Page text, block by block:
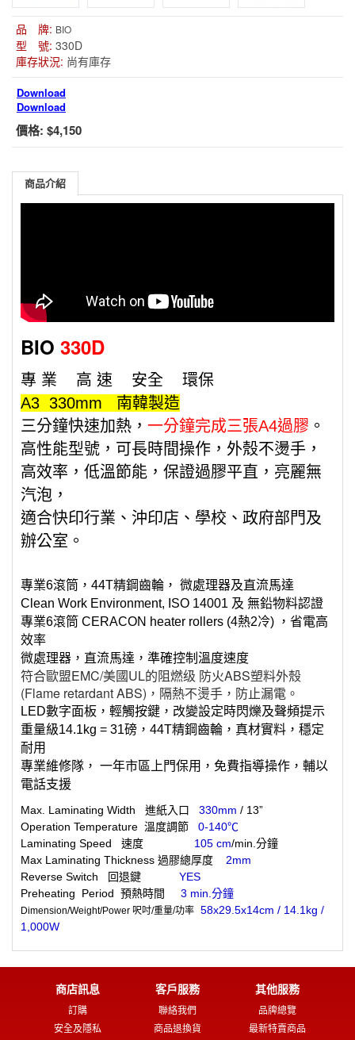
品 牌: BIO
型 號: 330D
庫存狀況: 尚有庫存
Download
Download
價格: $4,150
商品介紹
BIO 330D
專 業 高 速 安全 環保
A3 330mm 南韓製造
三分鐘快速加熱， 一分鐘完成三張A4過膠 。
高性能型號，可長時間操作，外殼不燙手，
高效率，低溫節能，保證過膠平直，亮麗無
汽泡，
適合快印行業、沖印店、學校、政府部門及
辦公室。
專業6滾筒，44T精鋼齒輪， 微處理器及直流馬達
Clean Work Environment, ISO 14001 及 無鉛物料認證
專業6滾筒 CERACON heater rollers (4熱2冷) ，省電高
效率
微處理器，直流馬達，準確控制溫度速度
符合歐盟EMC/美國UL的阻燃级 防火ABS塑料外殼
(Flame retardant ABS)，隔熱不燙手，防止漏電。
LED數字面板，輕觸按鍵，改變設定時閃爍及聲頻提示
重量級14.1kg = 31磅，44T精鋼齒輪，真材實料，穩定
耐用
專業維修隊， 一年市區上門保用，免費指導操作，輔以
電話支援
Max. Laminating Width 進紙入口 330mm / 13”
Operation Temperature 溫度調節
0-140℃
Laminating Speed 速度 105 cm/min.分鐘
Max Laminating Thickness 過膠總厚度 2mm
Reverse Switch 回退鍵 YES
Preheating Period 預熱時間
3 min.分鐘
Dimension/Weight/Power 呎吋/重量/功率 58x29.5x14cm / 14.1kg /
1,000W
商店訊息
訂購
安全及隱私
客戶服務
聯絡我們
商品退換貨
其他服務
品牌總覽
最新特賣商品